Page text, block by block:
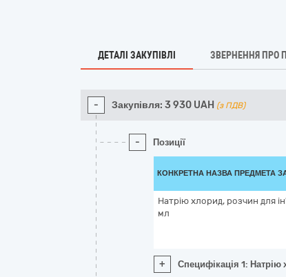
ДЕТАЛІ ЗАКУПІВЛІ ЗВЕРНЕННЯ ПРО
- Закупівля: 3 930 UAH (з ПДВ)
- Позиції
КОНКРЕТНА НАЗВА ПРЕДМЕТА
Натрію хлорид, розчин для
мл
+ Специфікація 1: